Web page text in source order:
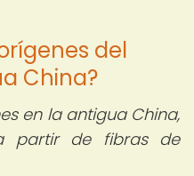
del
China?
en la antigua China,
partir de fibras de